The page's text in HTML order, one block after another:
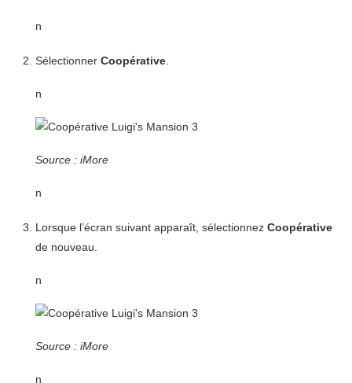
n
Sélectionner Coopérative
n
Source : iMore
n
Lorsque l’écran suivant apparaît, sélectionnez Coopérative
de nouveau.
n
Source : iMore
n